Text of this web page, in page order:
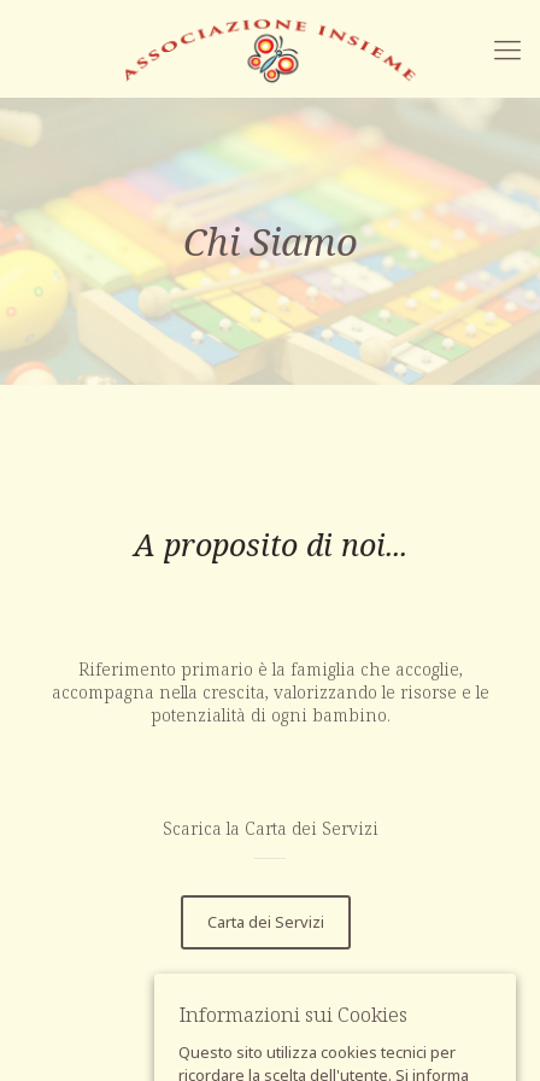
Chi Siamo
A proposito di noi...
Riferimento primario è la famiglia che accoglie,
accompagna nella crescita, valorizzando le risorse e le
potenzialità di ogni bambino.
Scarica la Carta dei Servizi
Carta dei Servizi
Informazioni sui Cookies
Questo sito utilizza cookies tecnici per
ricordare la scelta dell'utente. Si informa